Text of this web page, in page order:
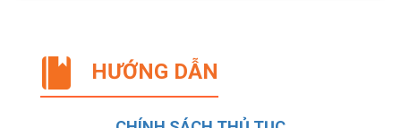
HƯỚNG DẪN